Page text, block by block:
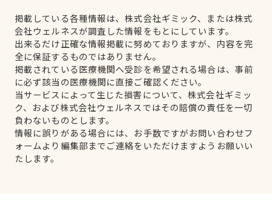
掲載している各種情報は、株式会社ギミック、または株式
会社ウェルネスが調査した情報をもとにしています。
出来るだけ正確な情報掲載に努めておりますが、内容を完
全に保証するものではありません。
掲載されている医療機関へ受診を希望される場合は、事前
に必ず該当の医療機関に直接ご確認ください。
当サービスによって生じた損害について、株式会社ギミッ
ク、および株式会社ウェルネスではその賠償の責任を一切
負わないものとします。
情報に誤りがある場合には、お手数ですがお問い合わせフ
ォームより編集部までご連絡をいただけますようお願いい
たします。